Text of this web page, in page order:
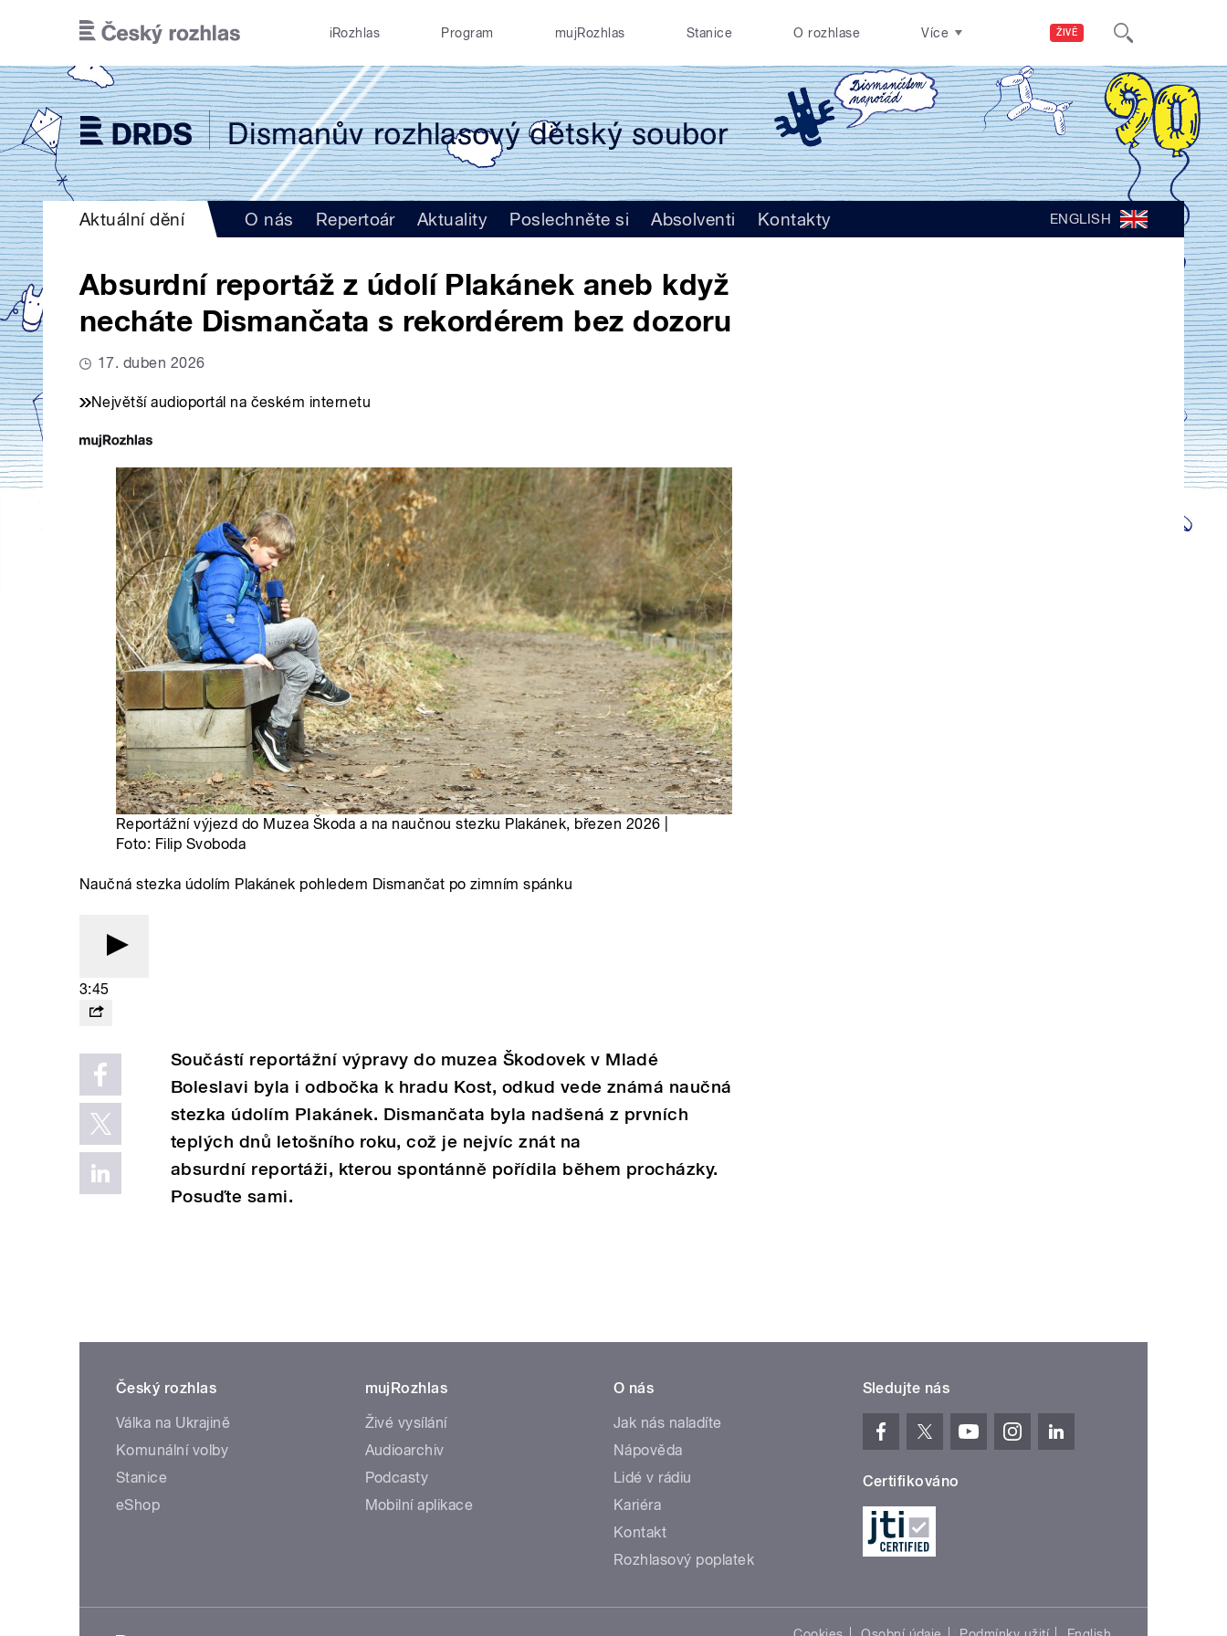
ŽIVĚ
iRozhlas Program mujRozhlas Stanice O rozhlase Více
Aktuální dění O nás Repertoár Aktuality Poslechněte si Absolventi Kontakty ENGLISH
Absurdní reportáž z údolí Plakánek aneb když
necháte Dismančata s rekordérem bez dozoru
17. duben 2026
Největší audioportál na českém internetu
Reportážní výjezd do Muzea Škoda a na naučnou stezku Plakánek, březen 2026 |
Foto: Filip Svoboda
Naučná stezka údolím Plakánek pohledem Dismančat po zimním spánku
3:45
Součástí reportážní výpravy do muzea Škodovek v Mladé
Boleslavi byla i odbočka k hradu Kost, odkud vede známá naučná
stezka údolím Plakánek. Dismančata byla nadšená z prvních
teplých dnů letošního roku, což je nejvíc znát na
absurdní reportáži, kterou spontánně pořídila během procházky.
Posuďte sami.
Český rozhlas
Válka na Ukrajině
Komunální volby
Stanice
eShop
mujRozhlas
Živé vysílání
Audioarchiv
Podcasty
Mobilní aplikace
O nás
Jak nás naladíte
Nápověda
Lidé v rádiu
Kariéra
Kontakt
Rozhlasový poplatek
Sledujte nás
Certifikováno